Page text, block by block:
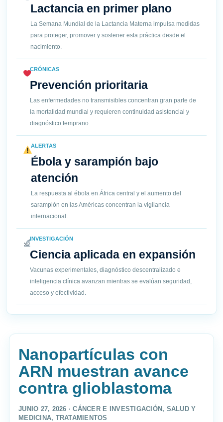
Lactancia en primer plano
La Semana Mundial de la Lactancia Materna impulsa medidas
para proteger, promover y sostener esta práctica desde el
nacimiento.
CRÓNICAS
Prevención prioritaria
Las enfermedades no transmisibles concentran gran parte de
la mortalidad mundial y requieren continuidad asistencial y
diagnóstico temprano.
ALERTAS
Ébola y sarampión bajo
atención
La respuesta al ébola en África central y el aumento del
sarampión en las Américas concentran la vigilancia
internacional.
INVESTIGACIÓN
Ciencia aplicada en expansión
Vacunas experimentales, diagnóstico descentralizado e
inteligencia clínica avanzan mientras se evalúan seguridad,
acceso y efectividad.
Nanopartículas con
ARN muestran avance
contra glioblastoma
JUNIO 27, 2026 ·CÁNCER E INVESTIGACIÓN , SALUD Y
MEDICINA, TRATAMIENTOS